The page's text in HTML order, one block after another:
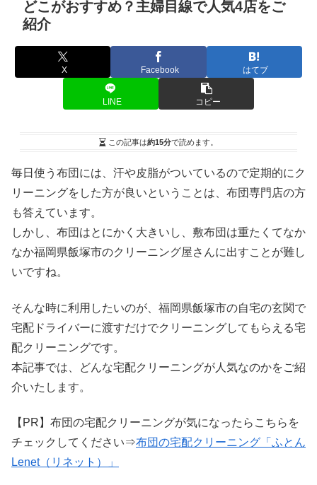
どこがおすすめ？主婦目線で人気4店をご
紹介
X Facebook はてブ
LINE コピー
この記事は約15分で読めます。
毎日使う布団には、汗や皮脂がついているので定期的にク
リーニングをした方が良いということは、布団専門店の方
も答えています。
しかし、布団はとにかく大きいし、敷布団は重たくてなか
なか福岡県飯塚市のクリーニング屋さんに出すことが難し
いですね。
そんな時に利用したいのが、福岡県飯塚市の自宅の玄関で
宅配ドライバーに渡すだけでクリーニングしてもらえる宅
配クリーニングです。
本記事では、どんな宅配クリーニングが人気なのかをご紹
介いたします。
【PR】布団の宅配クリーニングが気になったらこちらを
チェックしてください⇒布団の宅配クリーニング「ふとん
Lenet（リネット）」